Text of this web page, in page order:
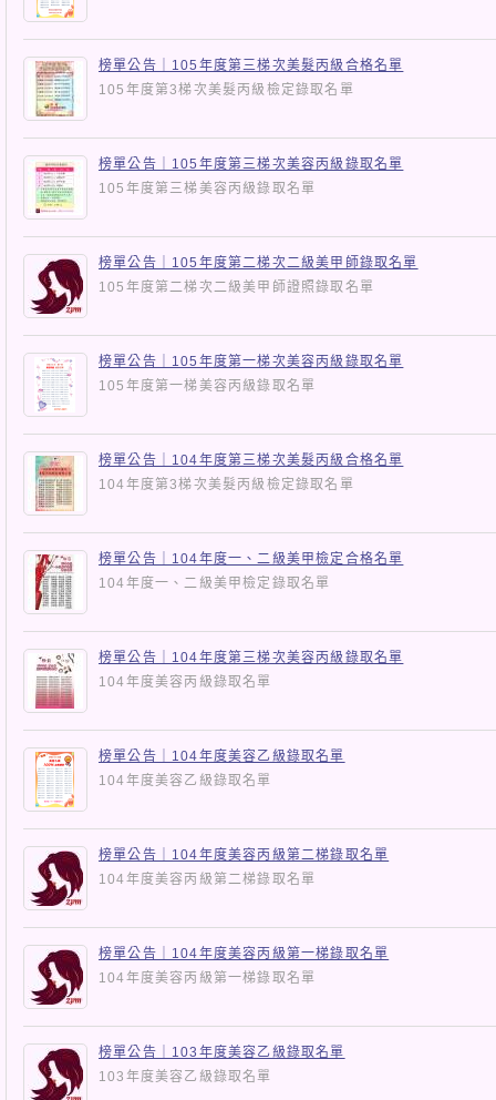
榜單公告｜105年度第三梯次美髮丙級合格名單
105年度第3梯次美髮丙級檢定錄取名單
榜單公告｜105年度第三梯次美容丙級錄取名單
105年度第三梯美容丙級錄取名單
榜單公告｜105年度第二梯次二級美甲師錄取名單
105年度第二梯次二級美甲師證照錄取名單
榜單公告｜105年度第一梯次美容丙級錄取名單
105年度第一梯美容丙級錄取名單
榜單公告｜104年度第三梯次美髮丙級合格名單
104年度第3梯次美髮丙級檢定錄取名單
榜單公告｜104年度一、二級美甲檢定合格名單
104年度一、二級美甲檢定錄取名單
榜單公告｜104年度第三梯次美容丙級錄取名單
104年度美容丙級錄取名單
榜單公告｜104年度美容乙級錄取名單
104年度美容乙級錄取名單
榜單公告｜104年度美容丙級第二梯錄取名單
104年度美容丙級第二梯錄取名單
榜單公告｜104年度美容丙級第一梯錄取名單
104年度美容丙級第一梯錄取名單
榜單公告｜103年度美容乙級錄取名單
103年度美容乙級錄取名單